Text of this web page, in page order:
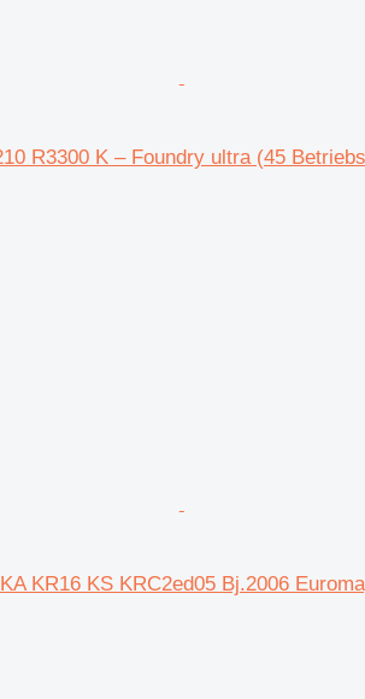
R3300 K – Foundry ultra (45
KR16 KS KRC2ed05 Bj.2006